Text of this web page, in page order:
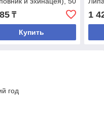
₸
Купить
1
год